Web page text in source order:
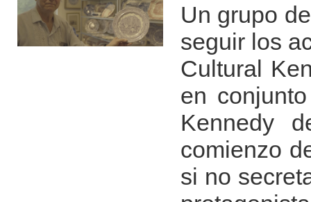
Un grupo
seguir los
Cultural
en
Kennedy
comienzo
si no